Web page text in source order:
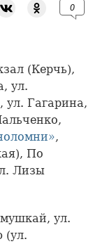
0
(Керчь),
ул.
Гагарина,
,
По
Лизы
ул.
(ул.